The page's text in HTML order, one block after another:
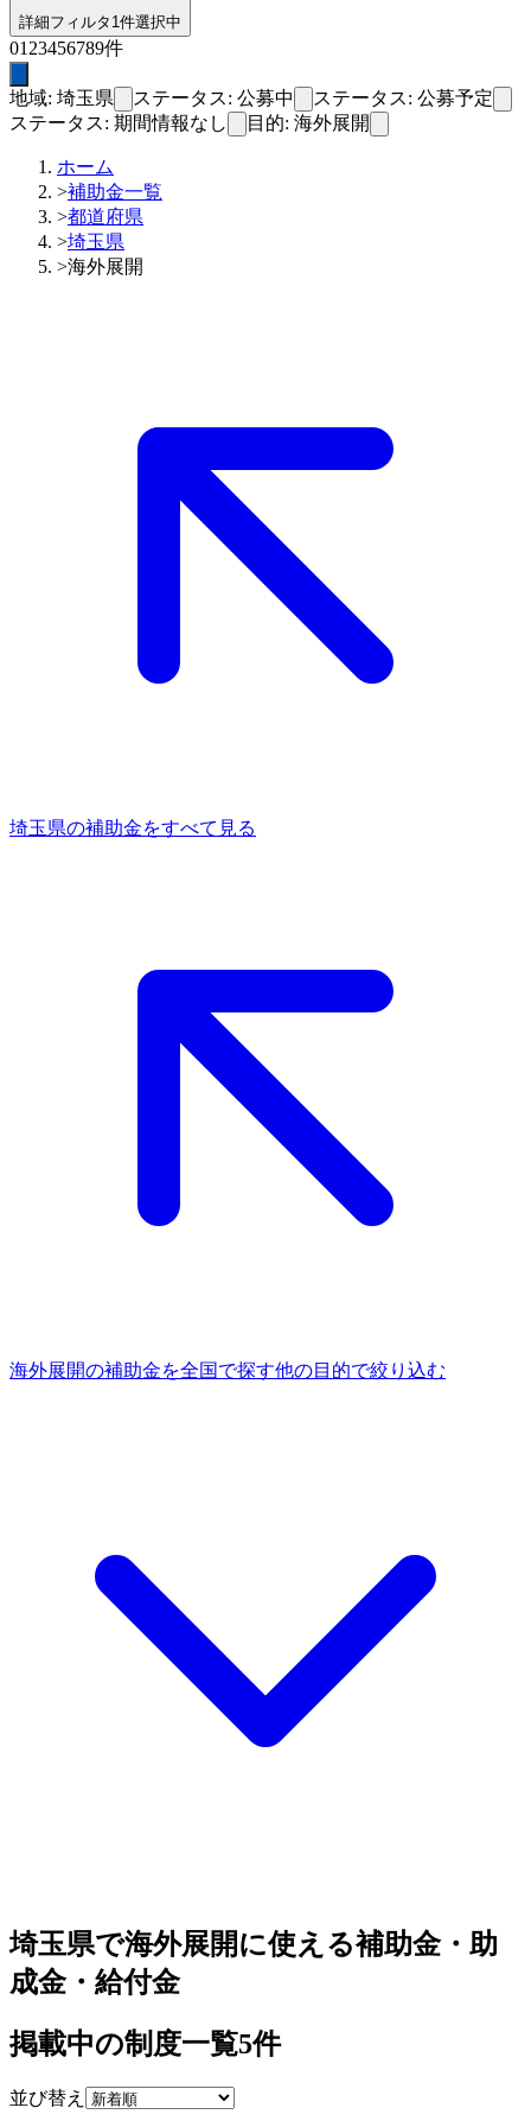
詳細フィルタ 1件選択中
01 23456789件
地域: 埼玉県 ステータス: 公募中
ステータス: 公募予定
ステータス: 期間情報なし
目的: 海外展開
ホーム
>補助金一覧
>都道府県
>埼玉県
>海外展開
埼玉県の補助金をすべて見る
海外展開の補助金を全国で探す他の目的で絞り込む
埼玉県で海外展開に使える補助金・助
成金・給付金
掲載中の制度一覧5件
並び替え